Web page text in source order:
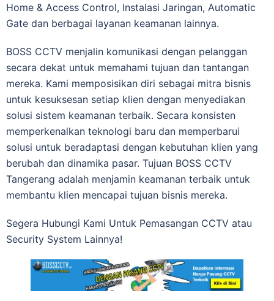
Home & Access Control, Instalasi Jaringan, Automatic
Gate dan berbagai layanan keamanan lainnya.
BOSS CCTV menjalin komunikasi dengan pelanggan
secara dekat untuk memahami tujuan dan tantangan
mereka. Kami memposisikan diri sebagai mitra bisnis
untuk kesuksesan setiap klien dengan menyediakan
solusi sistem keamanan terbaik. Secara konsisten
memperkenalkan teknologi baru dan memperbarui
solusi untuk beradaptasi dengan kebutuhan klien yang
berubah dan dinamika pasar. Tujuan BOSS CCTV
Tangerang adalah menjamin keamanan terbaik untuk
membantu klien mencapai tujuan bisnis mereka.
Segera Hubungi Kami Untuk Pemasangan CCTV atau
Security System Lainnya!